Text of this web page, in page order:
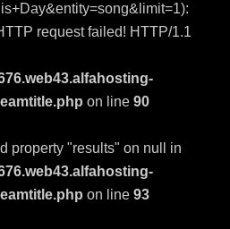
request failed! HTTP/1.1
on line 90
property "results" on null in
on line 93